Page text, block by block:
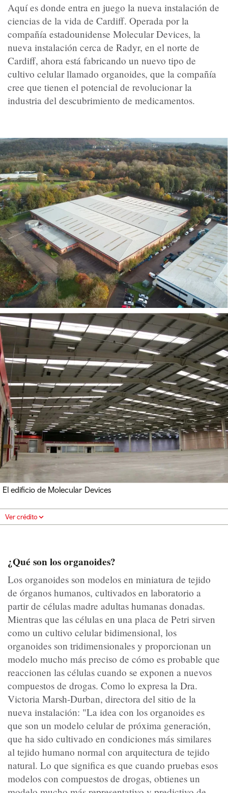
Aquí es donde entra en juego la nueva instalación de
ciencias de la vida de Cardiff. Operada por la
compañía estadounidense Molecular Devices, la
nueva instalación cerca de Radyr, en el norte de
Cardiff, ahora está fabricando un nuevo tipo de
cultivo celular llamado organoides, que la compañía
cree que tienen el potencial de revolucionar la
industria del descubrimiento de medicamentos.
El edificio de Molecular Devices
Ver crédito
¿Qué son los organoides?
Los organoides son modelos en miniatura de tejido
de órganos humanos, cultivados en laboratorio a
partir de células madre adultas humanas donadas.
Mientras que las células en una placa de Petri sirven
como un cultivo celular bidimensional, los
organoides son tridimensionales y proporcionan un
modelo mucho más preciso de cómo es probable que
reaccionen las células cuando se exponen a nuevos
compuestos de drogas. Como lo expresa la Dra.
Victoria Marsh-Durban, directora del sitio de la
nueva instalación: "La idea con los organoides es
que son un modelo celular de próxima generación,
que ha sido cultivado en condiciones más similares
al tejido humano normal con arquitectura de tejido
natural. Lo que significa es que cuando pruebas esos
modelos con compuestos de drogas, obtienes un